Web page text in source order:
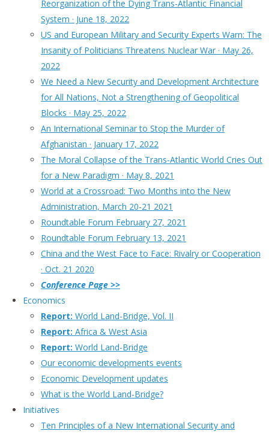
Reorganization of the Dying Trans-Atlantic Financial
System · June 18, 2022
US and European Military and Security Experts Warn: The
Insanity of Politicians Threatens Nuclear War · May 26,
2022
We Need a New Security and Development Architecture
for All Nations, Not a Strengthening of Geopolitical
Blocks · May 25, 2022
An International Seminar to Stop the Murder of
Afghanistan · January 17, 2022
The Moral Collapse of the Trans-Atlantic World Cries Out
for a New Paradigm · May 8, 2021
World at a Crossroad: Two Months into the New
Administration, March 20-21 2021
Roundtable Forum February 27, 2021
Roundtable Forum February 13, 2021
China and the West Face to Face: Rivalry or Cooperation
· Oct. 21 2020
Conference Page >>
Economics
Report: World Land-Bridge, Vol. II
Report: Africa & West Asia
Report: World Land-Bridge
Our economic developments events
Economic Development updates
What is the World Land-Bridge?
Initiatives
Ten Principles of a New International Security and